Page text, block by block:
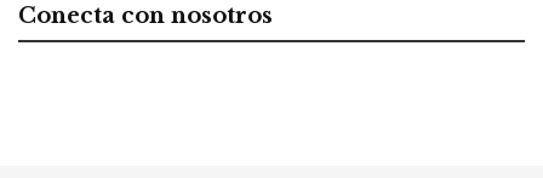
Conecta con nosotros